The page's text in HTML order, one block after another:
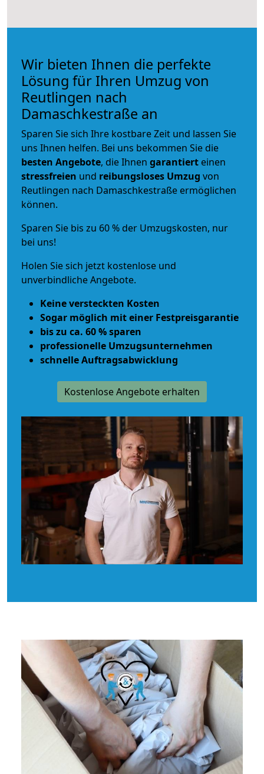
Wir bieten Ihnen die perfekte
Lösung für Ihren Umzug von
Reutlingen nach
Damaschkestraße an
Sparen Sie sich Ihre kostbare Zeit und lassen Sie
uns Ihnen helfen. Bei uns bekommen Sie die
besten Angebote, die Ihnen garantiert einen
stressfreien und reibungsloses Umzug von
Reutlingen nach Damaschkestraße ermöglichen
können.
Sparen Sie bis zu 60 % der Umzugskosten, nur
bei uns!
Holen Sie sich jetzt kostenlose und
unverbindliche Angebote.
Keine versteckten Kosten
Sogar möglich mit einer Festpreisgarantie
bis zu ca. 60 % sparen
professionelle Umzugsunternehmen
schnelle Auftragsabwicklung
Kostenlose Angebote erhalten